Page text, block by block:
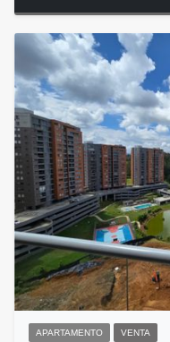
APARTAMENTO VENTA